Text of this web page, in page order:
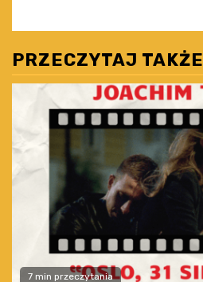
PRZECZYTAJ TAKŻE
7 min przeczytania